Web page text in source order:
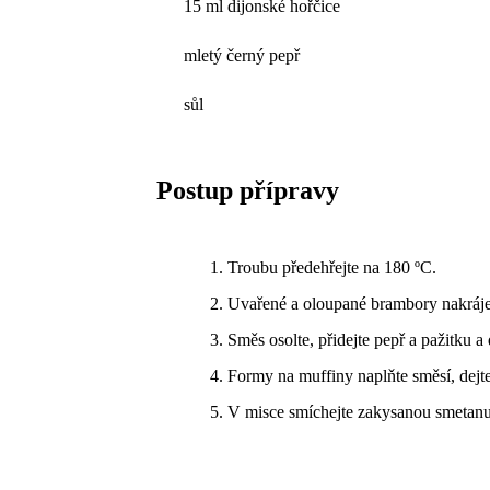
15 ml dijonské hořčice
mletý černý pepř
sůl
Postup přípravy
Troubu předehřejte na 180 ºC.
Uvařené a oloupané brambory
Směs osolte, přidejte pepř a pažitku
Formy na muffiny naplňte směsí,
V misce smíchejte zakysanou